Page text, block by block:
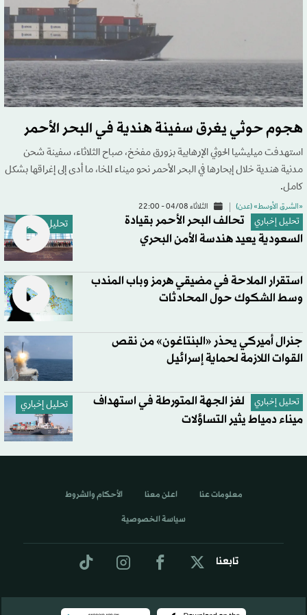
هجوم حوثي يغرق سفينة هندية في البحر الأحمر
استهدفت ميليشيا الحوثي الإرهابية بزورق مفخخ، صباح الثلاثاء، سفينة شحن
مدنية هندية خلال إبحارها في البحر الأحمر نحو ميناء المخا، ما أدى إلى إغراقها بشكل
كامل.
«الشرق الأوسط» (عدن) الثلاثاء 04/08 - 22:00
تحليل إخباري تحليل إخباري
تحالف البحر الأحمر بقيادة
السعودية يعيد هندسة الأمن البحري
استقرار الملاحة في مضيقي هرمز وباب المندب
وسط الشكوك حول المحادثات
جنرال أميركي يحذر «البنتاغون» من نقص
القوات اللازمة لحماية إسرائيل
تحليل إخباري تحليل إخباري
لغز الجهة المتورطة في استهداف
ميناء دمياط يثير التساؤلات
تابعنا
معلومات عنا اعلن معنا الأحكام والشروط
سياسة الخصوصية